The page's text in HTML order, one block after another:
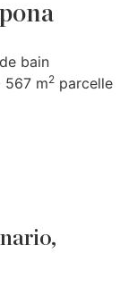
bain
567 m2 parcelle